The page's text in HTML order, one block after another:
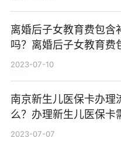
离婚后子女教育费包含
吗？离婚后子女教育费
些？
2023-07-10
南京新生儿医保卡办理
么？办理新生儿医保卡
证吗？ 全球微动态
2023-07-07